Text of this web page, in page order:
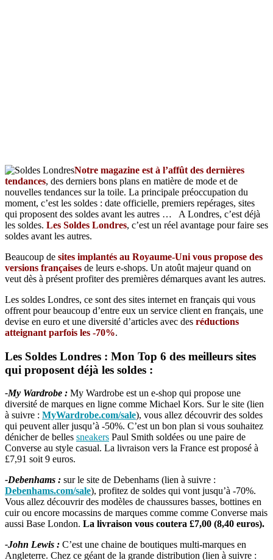
Notre magazine est à l’affût des dernières
tendances, des derniers bons plans en matière de mode et de
nouvelles tendances sur la toile. La principale préoccupation du
moment, c’est les soldes : date officielle, premiers repérages, sites
qui proposent des soldes avant les autres … A Londres, c’est déjà
les soldes. Les Soldes Londres, c’est un réel avantage pour faire ses
soldes avant les autres.
Beaucoup de sites implantés au Royaume-Uni vous propose des
versions françaises de leurs e-shops. Un atoût majeur quand on
veut dès à présent profiter des premières démarques avant les autres.
Les soldes Londres, ce sont des sites internet en français qui vous
offrent pour beaucoup d’entre eux un service client en français, une
devise en euro et une diversité d’articles avec des réductions
atteignant parfois les -70%.
Les Soldes Londres : Mon Top 6 des meilleurs sites
qui proposent déjà les soldes :
-My Wardrobe : My Wardrobe est un e-shop qui propose une
diversité de marques en ligne comme Michael Kors. Sur le site (lien
à suivre : MyWardrobe.com/sale), vous allez découvrir des soldes
qui peuvent aller jusqu’à -50%. C’est un bon plan si vous souhaitez
dénicher de belles sneakers Paul Smith soldées ou une paire de
Converse au style casual. La livraison vers la France est proposé à
£7,91 soit 9 euros.
-Debenhams : sur le site de Debenhams (lien à suivre :
Debenhams.com/sale), profitez de soldes qui vont jusqu’à -70%.
Vous allez découvrir des modèles de chaussures basses, bottines en
cuir ou encore mocassins de marques comme comme Converse mais
aussi Base London. La livraison vous coutera £7,00 (8,40 euros).
-John Lewis : C’est une chaine de boutiques multi-marques en
Angleterre. Chez ce géant de la grande distribution (lien à suivre :